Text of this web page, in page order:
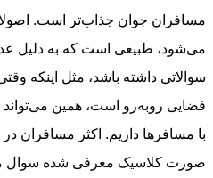
مسافران جوان جذاب‌تر است.
می‌شود، طبیعی است که به دلیل
سوالاتی داشته باشد، مثل اینکه
فضایی روبه‌رو است، همین
با مسافرها داریم. اکثر مسافران در
صورت کلاسیک معرفی شده سوال